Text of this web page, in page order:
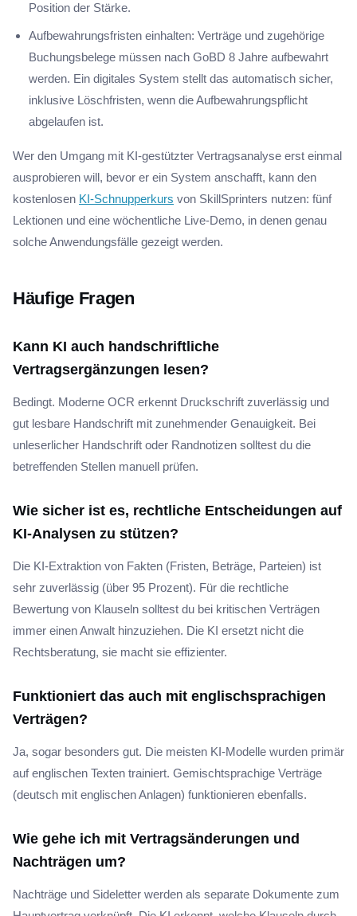
Position der Stärke.
Aufbewahrungsfristen einhalten: Verträge und zugehörige
Buchungsbelege müssen nach GoBD 8 Jahre aufbewahrt
werden. Ein digitales System stellt das automatisch sicher,
inklusive Löschfristen, wenn die Aufbewahrungspflicht
abgelaufen ist.
Wer den Umgang mit KI-gestützter Vertragsanalyse erst einmal
ausprobieren will, bevor er ein System anschafft, kann den
kostenlosen KI-Schnupperkurs von SkillSprinters nutzen: fünf
Lektionen und eine wöchentliche Live-Demo, in denen genau
solche Anwendungsfälle gezeigt werden.
Häufige Fragen
Kann KI auch handschriftliche
Vertragsergänzungen lesen?
Bedingt. Moderne OCR erkennt Druckschrift zuverlässig und
gut lesbare Handschrift mit zunehmender Genauigkeit. Bei
unleserlicher Handschrift oder Randnotizen solltest du die
betreffenden Stellen manuell prüfen.
Wie sicher ist es, rechtliche Entscheidungen auf
KI-Analysen zu stützen?
Die KI-Extraktion von Fakten (Fristen, Beträge, Parteien) ist
sehr zuverlässig (über 95 Prozent). Für die rechtliche
Bewertung von Klauseln solltest du bei kritischen Verträgen
immer einen Anwalt hinzuziehen. Die KI ersetzt nicht die
Rechtsberatung, sie macht sie effizienter.
Funktioniert das auch mit englischsprachigen
Verträgen?
Ja, sogar besonders gut. Die meisten KI-Modelle wurden primär
auf englischen Texten trainiert. Gemischtsprachige Verträge
(deutsch mit englischen Anlagen) funktionieren ebenfalls.
Wie gehe ich mit Vertragsänderungen und
Nachträgen um?
Nachträge und Sideletter werden als separate Dokumente zum